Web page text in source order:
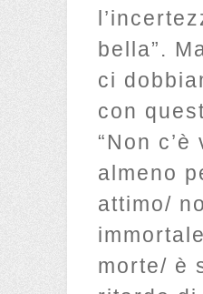
bella”.
ci
con
“Non
almeno
attimo/
morte/ è